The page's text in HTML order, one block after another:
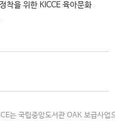
을 위한 KICCE 육아문화
는 국립중앙도서관 OAK 보급사업